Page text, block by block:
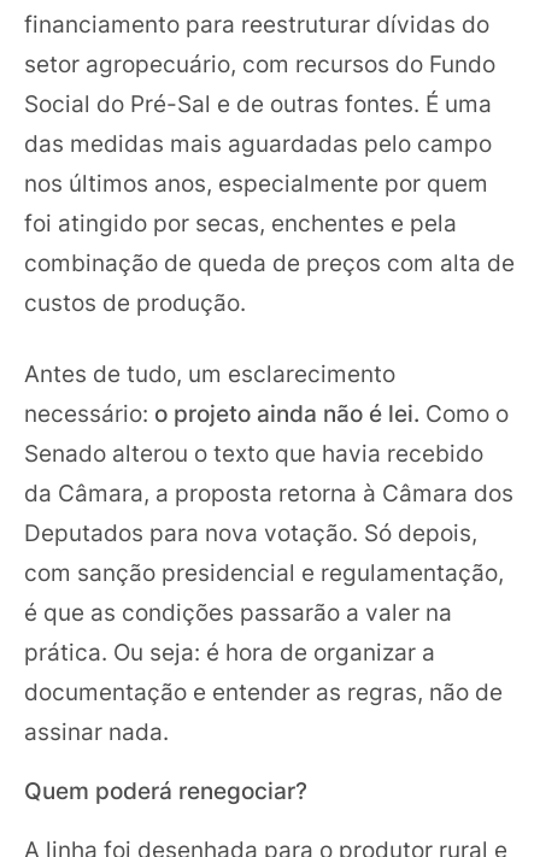
financiamento para reestruturar dívidas do
setor agropecuário, com recursos do Fundo
Social do Pré-Sal e de outras fontes. É uma
das medidas mais aguardadas pelo campo
nos últimos anos, especialmente por quem
foi atingido por secas, enchentes e pela
combinação de queda de preços com alta de
custos de produção.
Antes de tudo, um esclarecimento
necessário: o projeto ainda não é lei. Como o
Senado alterou o texto que havia recebido
da Câmara, a proposta retorna à Câmara dos
Deputados para nova votação. Só depois,
com sanção presidencial e regulamentação,
é que as condições passarão a valer na
prática. Ou seja: é hora de organizar a
documentação e entender as regras, não de
assinar nada.
Quem poderá renegociar?
A linha foi desenhada para o produtor rural e